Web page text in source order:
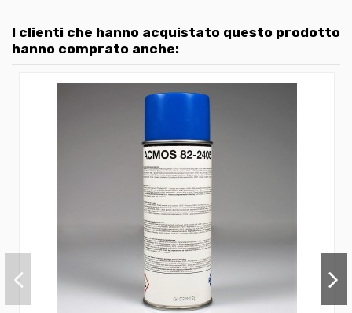
I clienti che hanno acquistato questo prodotto
hanno comprato anche: